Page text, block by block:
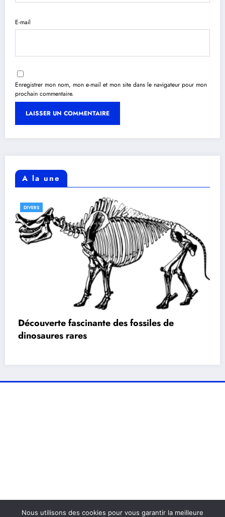
E-mail
Enregistrer mon nom, mon e-mail et mon site dans le navigateur pour mon
prochain commentaire.
A la une
DIVERS
Découverte fascinante des fossiles de
dinosaures rares
Nous utilisons des cookies pour vous garantir la meilleure